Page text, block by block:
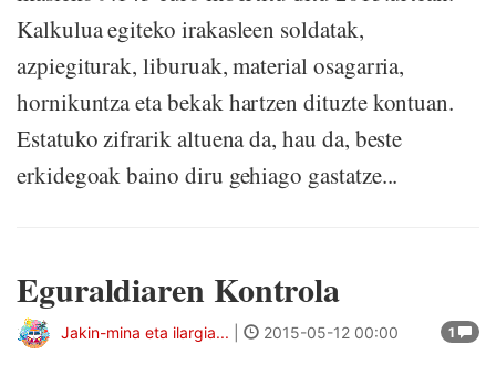
Kalkulua egiteko irakasleen soldatak,
azpiegiturak, liburuak, material osagarria,
hornikuntza eta bekak hartzen dituzte kontuan.
Estatuko zifrarik altuena da, hau da, beste
erkidegoak baino diru gehiago gastatze...
Eguraldiaren Kontrola
1
Jakin-mina eta ilargia... 2015-05-12 00:00